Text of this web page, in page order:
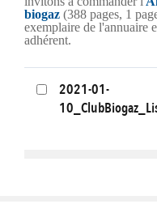
biogaz (388 pages, 1
exemplaire de l'annuaire
adhérent.
2021-01-